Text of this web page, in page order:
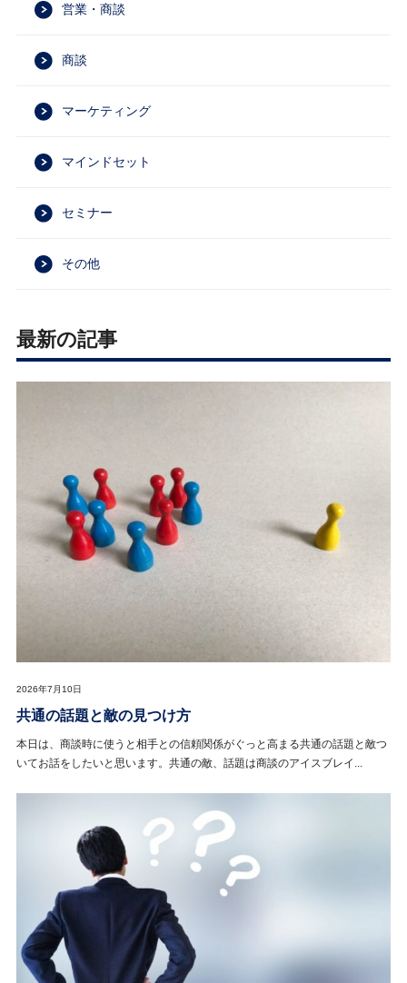
営業・商談
商談
マーケティング
マインドセット
セミナー
その他
最新の記事
2026年7月10日
共通の話題と敵の見つけ方
本日は、商談時に使うと相手との信頼関係がぐっと高まる共通の話題と敵つ
いてお話をしたいと思います。共通の敵、話題は商談のアイスブレイ...